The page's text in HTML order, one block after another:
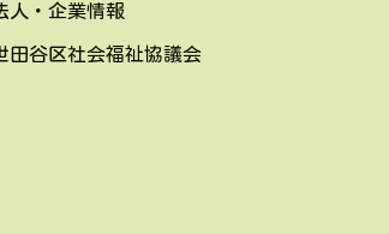
人・企業情報
田谷区社会福祉協議会